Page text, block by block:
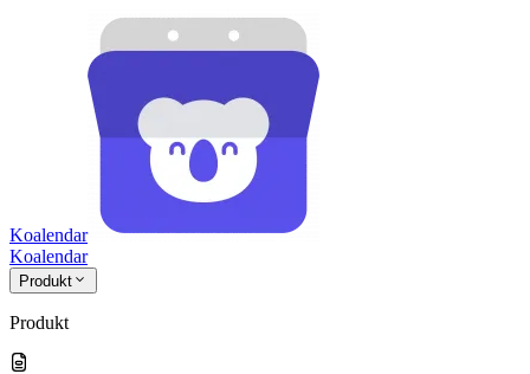
Koalendar
Koalendar
Produkt
Produkt